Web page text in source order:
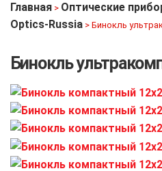
Главная > Оптические
Optics-Russia > Бинокль
Бинокль